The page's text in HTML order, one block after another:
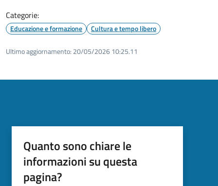
Categorie:
Educazione e formazione Cultura e tempo libero
Ultimo aggiornamento: 20/05/2026 10:25.11
Quanto sono chiare le
informazioni su questa
pagina?